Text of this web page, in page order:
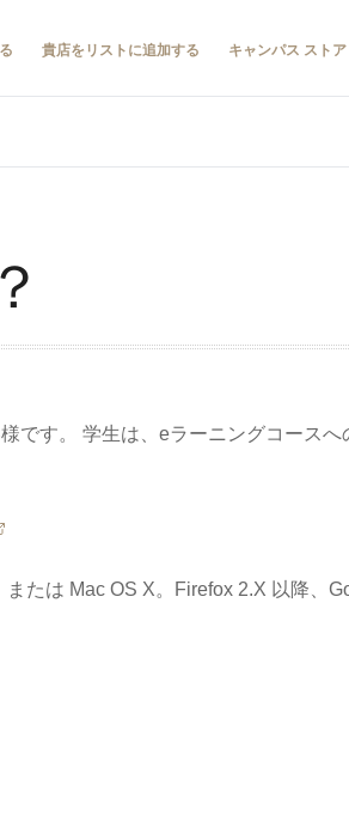
貴店をリストに追加する キャンパス ストア
です。 学生は、eラーニングコース
たは Mac OS X。Firefox 2.X 以降、